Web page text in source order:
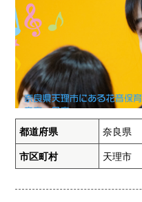
都道府県 奈良県
市区町村 天理市